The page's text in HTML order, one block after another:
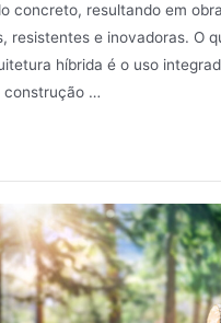
concreto, resultando em
resistentes e inovadoras. O
híbrida é o uso
construção …